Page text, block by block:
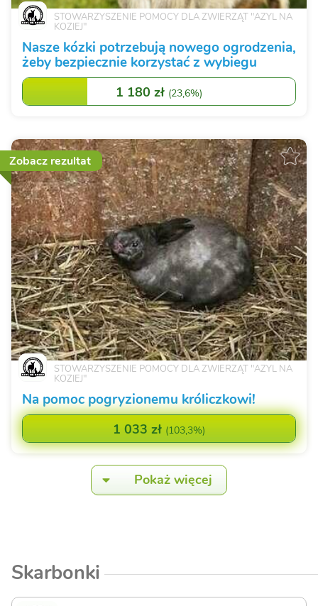
STOWARZYSZENIE POMOCY DLA ZWIERZĄT "AZYL NA
KOZIEJ"
Nasze kózki potrzebują nowego ogrodzenia,
żeby bezpiecznie korzystać z wybiegu
1 180 zł (23,6%)
Zobacz rezultat
STOWARZYSZENIE POMOCY DLA ZWIERZĄT "AZYL NA
KOZIEJ"
Na pomoc pogryzionemu króliczkowi!
1 033 zł (103,3%)
Pokaż więcej
Skarbonki